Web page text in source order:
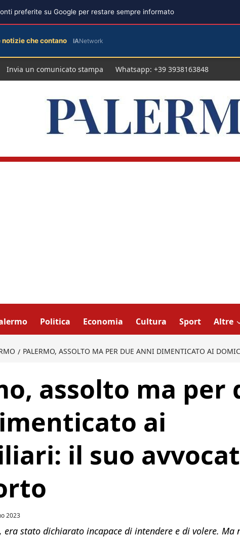
Invia un comunicato stampa Whatsapp: +39 3938163848
Politica Economia Cultura Sport Altre
PALERMO, ASSOLTO MA PER DUE ANNI DIMENTICATO AI
assolto ma per
ai
il suo
2023
stato dichiarato incapace di intendere e di volere. Ma
preferite su Google per restare sempre informato
che contano IANetwork